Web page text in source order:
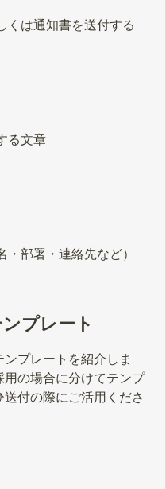
くは通知書を送付する
る文章
部署・連絡先など）
プレート
プレートを紹介しま
の場合に分けてテンプ
付の際にご活用くださ